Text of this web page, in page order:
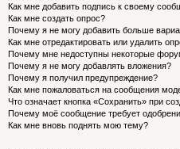
Как мне добавить подпись к своему
Как мне создать опрос?
Почему я не могу добавить больше
Как мне отредактировать или удалить
Почему мне недоступны некоторые
Почему я не могу добавлять вложения?
Почему я получил предупреждение?
Как мне пожаловаться на сообщения
Что означает кнопка «Сохранить» при
Почему моё сообщение требует
Как мне вновь поднять мою тему?